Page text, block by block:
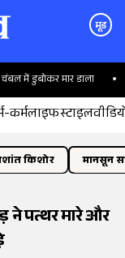
मूड
में डुबोकर मार डाला
कर्मलाइफस्टाइल
किशोर मानसून
ने पत्थर मारे और